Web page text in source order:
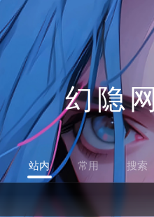
幻隐
站内 常用 搜索